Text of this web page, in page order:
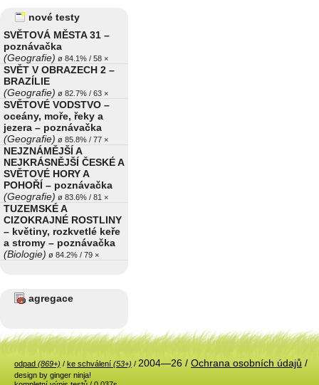
nové testy
SVĚTOVÁ MĚSTA 31 –
poznávačka
(Geografie) ø 84.1% / 58 ×
SVĚT V OBRAZECH 2 –
BRAZÍLIE
(Geografie) ø 82.7% / 63 ×
SVĚTOVÉ VODSTVO –
oceány, moře, řeky a
jezera – poznávačka
(Geografie) ø 85.8% / 77 ×
NEJZNÁMĚJŠÍ A
NEJKRÁSNĚJŠÍ ČESKÉ A
SVĚTOVÉ HORY A
POHOŘÍ – poznávačka
(Geografie) ø 83.6% / 81 ×
TUZEMSKÉ A
CIZOKRAJNÉ ROSTLINY
– květiny, rozkvetlé keře
a stromy – poznávačka
(Biologie) ø 84.2% / 79 ×
agregace
odpad (869+) / ke schválení (53+) / 2004—26 / Ochrana osobních údajů /
design by ginger ninja!